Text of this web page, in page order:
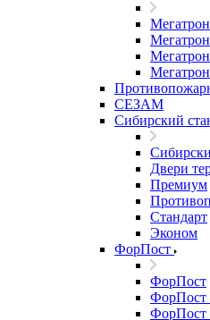
Мегатрон
СЕЗАМ
Сибирский
Двери
Премиум
Стандарт
Эконом
ФорПост
ФорПост
ФорПост
ФорПост